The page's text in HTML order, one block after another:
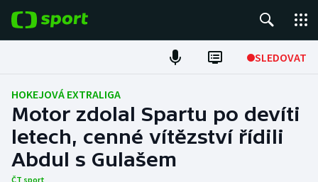
SLEDOVAT
Fotbal
Hokej
Tenis
HOKEJOVÁ EXTRALIGA
Motor zdolal Spartu po devíti
letech, cenné vítězství řídili
Abdul s Gulašem
ČT sport